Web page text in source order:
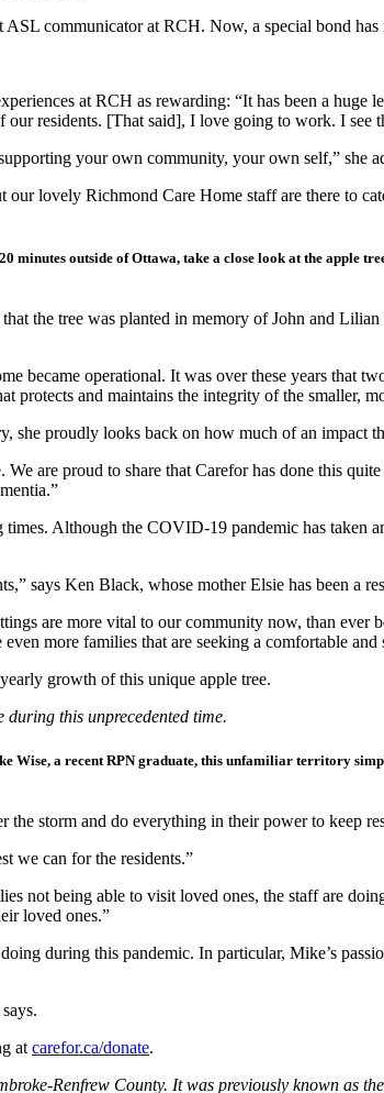
communicator at RCH. Now, a special bond has
at RCH as rewarding: “It has been a
residents. [That said], I love going to work. I see
your own community, your own self,” she
lovely Richmond Care Home staff are there to
outside of Ottawa, take a close look at the apple
the tree was planted in memory of John and
became operational. It was over these years that
protects and maintains the integrity of the smaller,
she proudly looks back on how much of an impact
are proud to share that Carefor has done this
Although the COVID-19 pandemic has taken
says Ken Black, whose mother Elsie has been a
are more vital to our community now, than ever
more families that are seeking a comfortable
growth of this unique apple tree.
during this unprecedented time.
a recent RPN graduate, this unfamiliar territory
storm and do everything in their power to keep
we can for the residents.”
not being able to visit loved ones, the staff are
loved ones.”
during this pandemic. In particular, Mike’s
at carefor.ca/donate.
Renfrew County. It was previously known as